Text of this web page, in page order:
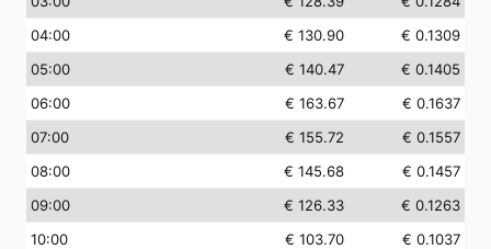
04:00 € 130.90
€ 0.1309
05:00 € 140.47
€ 0.1405
06:00 € 163.67
€ 0.1637
07:00 € 155.72
€ 0.1557
08:00 € 145.68
€ 0.1457
09:00 € 126.33
€ 0.1263
10:00 € 103.70
€ 0.1037